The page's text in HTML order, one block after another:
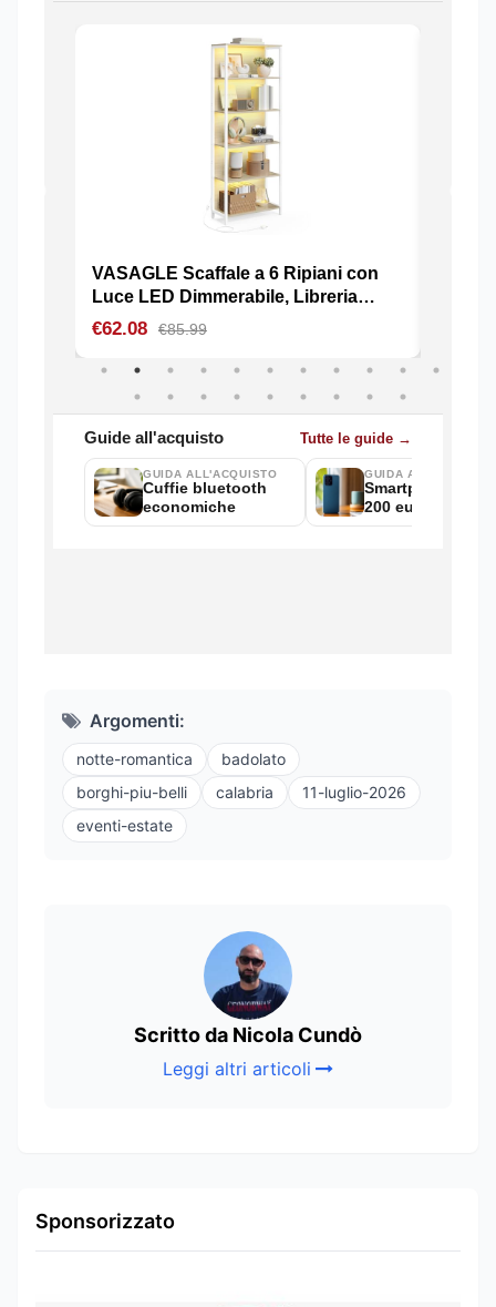
Argomenti:
notte-romantica
badolato
borghi-piu-belli
calabria
11-luglio-2026
eventi-estate
Scritto da Nicola Cundò
Leggi altri articoli
Sponsorizzato